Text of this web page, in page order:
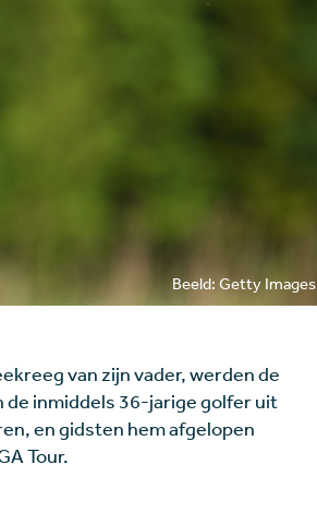
Beeld: Getty Images
van zijn vader, werden de
de inmiddels 36-jarige golfer uit
en gidsten hem afgelopen
Tour.